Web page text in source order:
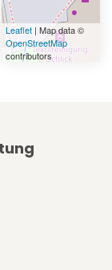
Leaflet| Map data ©
OpenStreetMap
contributors